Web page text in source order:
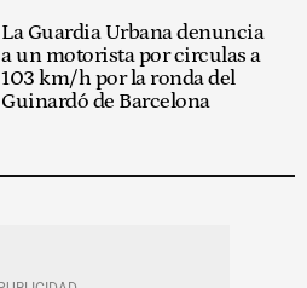
La Guardia Urbana denuncia
a un motorista por circulas a
103 km/h por la ronda del
Guinardó de Barcelona